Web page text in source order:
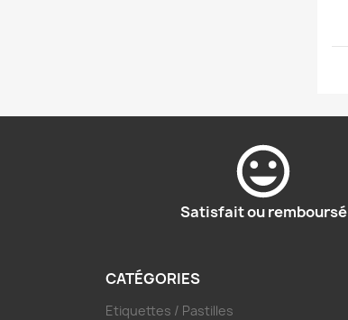
Satisfait ou remboursé
CATÉGORIES
Etiquettes / Pastilles